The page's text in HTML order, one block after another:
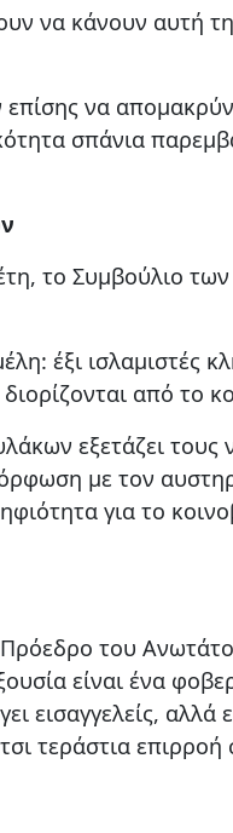
να κάνουν αυτή
να
σπάνια
το Συμβούλιο
έξι ισλαμιστές
από το
εξετάζει
με τον
για το
του
είναι ένα
εισαγγελείς,
τεράστια επιρροή